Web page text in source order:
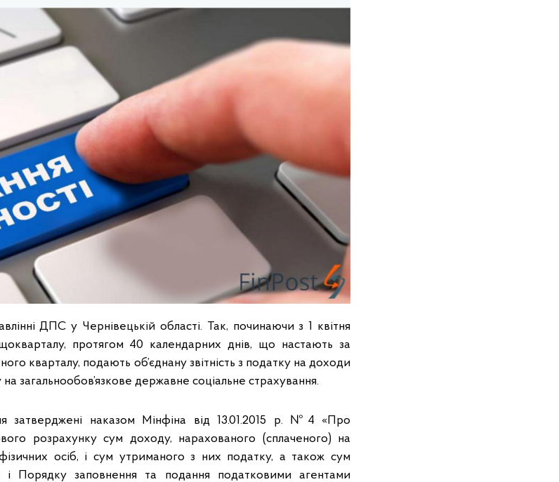
ДПС у Чернівецькій області. Так, починаючи з 1 квітня
протягом 40 календарних днів, що настають за
кварталу, подають об’єднану звітність з податку на доходи
загальнообов’язкове державне соціальне страхування.
затверджені наказом Мінфіна від 13.01.2015 р. №4 «Про
розрахунку сум доходу, нарахованого (сплаченого) на
осіб, і сум утриманого з них податку, а також сум
і Порядку заповнення та подання податковими агентами